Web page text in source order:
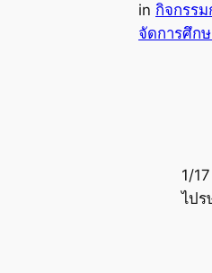
in กิจกรร
จัดการศึก
1/
ไป